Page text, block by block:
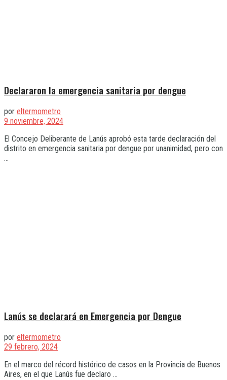
Declararon la emergencia sanitaria por dengue
por eltermometro
9 noviembre, 2024
El Concejo Deliberante de Lanús aprobó esta tarde declaración del
distrito en emergencia sanitaria por dengue por unanimidad, pero con
...
Lanús se declarará en Emergencia por Dengue
por eltermometro
29 febrero, 2024
En el marco del récord histórico de casos en la Provincia de Buenos
Aires, en el que Lanús fue declaro ...